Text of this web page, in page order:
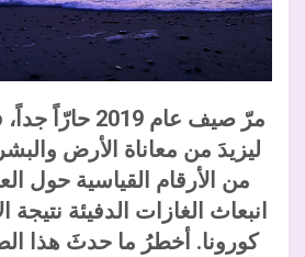
ليزيدَ من معاناة الأرض
من الأرقام القياسية حول
انبعاث الغازات الدفيئة نتيجة
كورونا. أخطرُ ما حدثَ هذا